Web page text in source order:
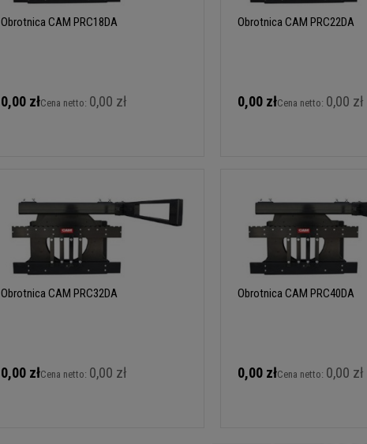
Obrotnica CAM PRC18DA
0,00 złCena netto: 0,00 zł
Obrotnica CAM PRC22DA
0,00 złCena netto: 0,00 zł
Obrotnica CAM PRC32DA
0,00 złCena netto: 0,00 zł
Obrotnica CAM PRC40DA
0,00 złCena netto: 0,00 zł